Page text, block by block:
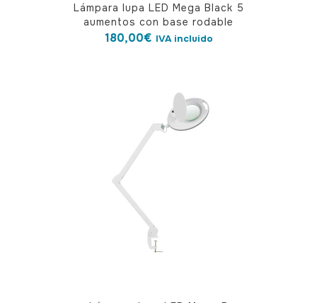
Lámpara lupa LED Mega Black 5
aumentos con base rodable
180,00€ IVA incluido